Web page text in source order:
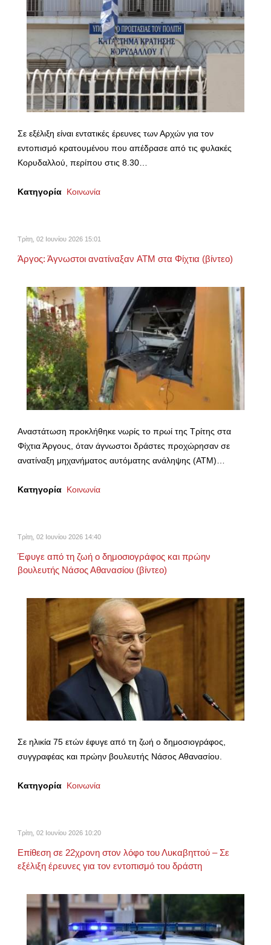
Σε εξέλιξη είναι εντατικές έρευνες των Αρχών για τον
εντοπισμό κρατουμένου που απέδρασε από τις φυλακές
Κορυδαλλού, περίπου στις 8.30…
Κατηγορία Κοινωνία
Τρίτη, 02 Ιουνίου 2026 15:01
Άργος: Άγνωστοι ανατίναξαν ATM στα Φίχτια (βίντεο)
Aναστάτωση προκλήθηκε νωρίς το πρωί της Τρίτης στα
Φίχτια Άργους, όταν άγνωστοι δράστες προχώρησαν σε
ανατίναξη μηχανήματος αυτόματης ανάληψης (ΑΤΜ)…
Κατηγορία Κοινωνία
Τρίτη, 02 Ιουνίου 2026 14:40
Έφυγε από τη ζωή ο δημοσιογράφος και πρώην
βουλευτής Νάσος Αθανασίου (βίντεο)
Σε ηλικία 75 ετών έφυγε από τη ζωή ο δημοσιογράφος,
συγγραφέας και πρώην βουλευτής Νάσος Αθανασίου.
Κατηγορία Κοινωνία
Τρίτη, 02 Ιουνίου 2026 10:20
Επίθεση σε 22χρονη στον λόφο του Λυκαβηττού – Σε
εξέλιξη έρευνες για τον εντοπισμό του δράστη